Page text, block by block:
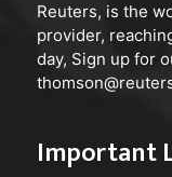
Reuters, is the
provider,
day, Sign up for
Important